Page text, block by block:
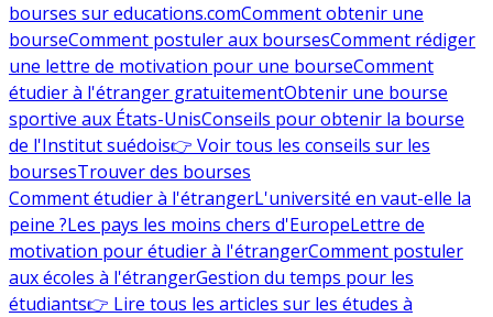
bourses sur educations.comComment obtenir une
bourseComment postuler aux boursesComment rédiger
une lettre de motivation pour une bourseComment
étudier à l'étranger gratuitementObtenir une bourse
sportive aux États-UnisConseils pour obtenir la bourse
de l'Institut suédois👉 Voir tous les conseils sur les
boursesTrouver des bourses
Comment étudier à l'étrangerL'université en vaut-elle la
peine ?Les pays les moins chers d'EuropeLettre de
motivation pour étudier à l'étrangerComment postuler
aux écoles à l'étrangerGestion du temps pour les
étudiants👉 Lire tous les articles sur les études à